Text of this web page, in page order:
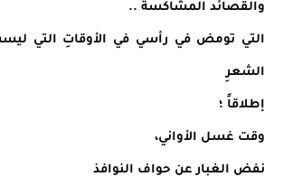
والقصائد المشاكسة ..
التي تومض في رأسي في الأوقاتِ التي
الشعرِ
إطلاقاً ؛
وقت غسل الأواني،
نفض الغبار عن حواف النوافذ